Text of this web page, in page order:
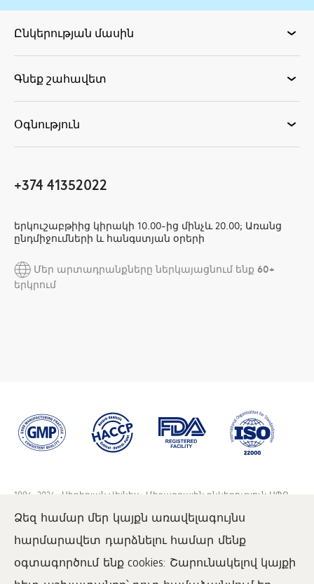
Ձեզ համար մեր կայքն առավելագույնս
հարմարավետ դարձնելու համար մենք
օգտագործում ենք cookies: Շարունակելով կայքի
Ընկերության մասին
Գնեք շահավետ
Օգնություն
+374 41352022
երկուշաբթիից կիրակի 10.00-ից մինչև 20.00; Առանց
ընդմիջումների և հանգստյան օրերի
Մեր արտադրանքները ներկայացնում ենք 60+
երկրում
1996
–2026 «Սիբիրյան Վելնես» Միջազգային ընկերություն ՍՊԸ
Այս կայքի նյութերի վերարտադրումը հնարավոր է
տեղադրմամբ:
Օգտագործողի համաձայնագիր